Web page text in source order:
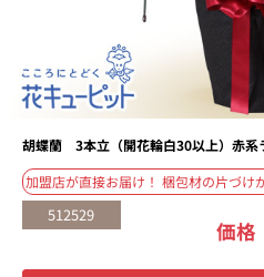
胡蝶蘭 3本立（開花輪白30以上）赤系
加盟店が直接お届け！ 梱包材の片づけ
512529
価格